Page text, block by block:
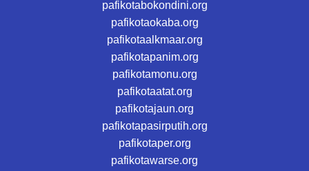
pafikotabokondini.org
pafikotaokaba.org
pafikotaalkmaar.org
pafikotapanim.org
pafikotamonu.org
pafikotaatat.org
pafikotajaun.org
pafikotapasirputih.org
pafikotaper.org
pafikotawarse.org